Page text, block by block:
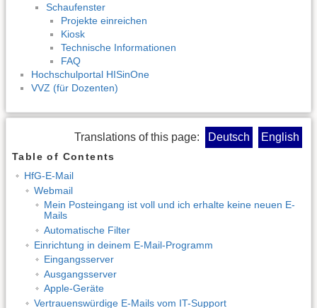
Schaufenster
Projekte einreichen
Kiosk
Technische Informationen
FAQ
Hochschulportal HISinOne
VVZ (für Dozenten)
Translations of this page: Deutsch English
Table of Contents
HfG-E-Mail
Webmail
Mein Posteingang ist voll und ich erhalte keine neuen E-
Mails
Automatische Filter
Einrichtung in deinem E-Mail-Programm
Eingangsserver
Ausgangsserver
Apple-Geräte
Vertrauenswürdige E-Mails vom IT-Support